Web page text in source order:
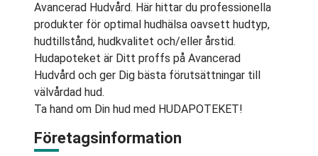
Avancerad Hudvård. Här hittar du professionella
produkter för optimal hudhälsa oavsett hudtyp,
hudtillstånd, hudkvalitet och/eller årstid.
Hudapoteket är Ditt proffs på Avancerad
Hudvård och ger Dig bästa förutsättningar till
välvårdad hud.
Ta hand om Din hud med HUDAPOTEKET!
Företagsinformation